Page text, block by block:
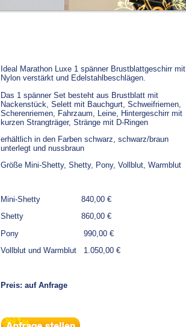
Ideal Marathon Luxe 1 spänner Brustblattgeschirr mit
Nylon verstärkt und Edelstahlbeschlägen.
Das 1 spänner Set besteht aus Brustblatt mit
Nackenstück, Selett mit Bauchgurt, Schweifriemen,
Scherenriemen, Fahrzaum, Leine, Hintergeschirr mit
kurzen Strangträger, Stränge mit D-Ringen
erhältlich in den Farben schwarz, schwarz/braun
unterlegt und nussbraun
Größe Mini-Shetty, Shetty, Pony, Vollblut, Warmblut
Mini-Shetty
840,00 €
Shetty
860,00 €
Pony
990,00 €
Vollblut und Warmblut 1.050,00 €
Preis: auf Anfrage